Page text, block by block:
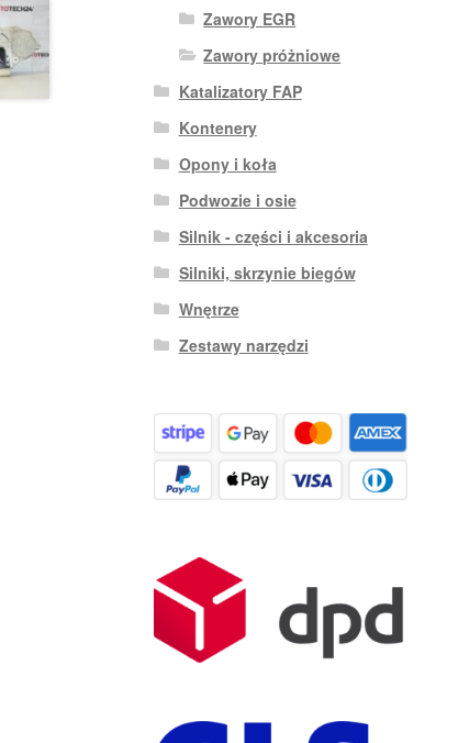
Zawory EGR
Zawory próżniowe
Katalizatory FAP
Kontenery
Opony i koła
Podwozie i osie
Silnik - części i akcesoria
Silniki, skrzynie biegów
Wnętrze
Zestawy narzędzi